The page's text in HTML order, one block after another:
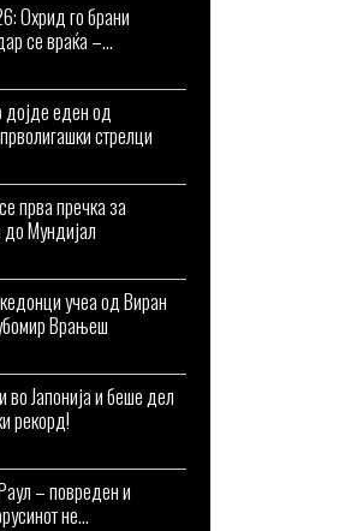
Охрид го брани
се враќа –...
дојде еден од
стрелци
прва пречка за
Мундијал
учеа од Виран
Врањеш
Јапонија и беше дел
рекорд!
– повреден и
не...